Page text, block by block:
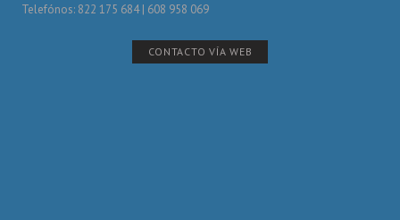
Telefónos: 822 175 684 | 608 958 069
CONTACTO VÍA WEB